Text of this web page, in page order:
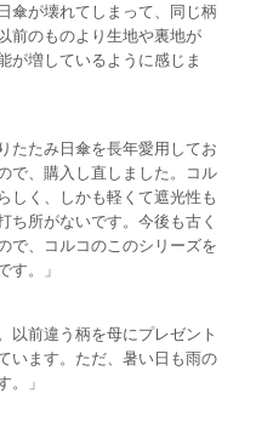
傘が壊れてしまって、同じ柄
前のものより生地や裏地が
が増しているように感じま
たたみ日傘を長年愛用してお
で、購入し直しました。コル
しく、しかも軽くて遮光性も
ち所がないです。今後も古く
で、コルコのこのシリーズを
す。」
以前違う柄を母にプレゼント
います。ただ、暑い日も雨の
。」